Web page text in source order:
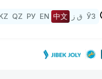
QZ РУ EN 中文 ق ز ЎЗ